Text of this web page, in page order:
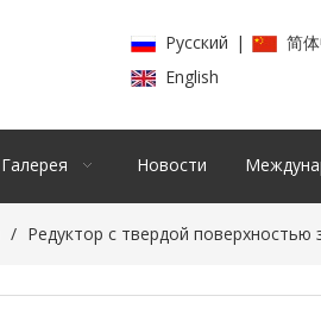
Pусский | 简
English
Галерея Новости
/ Редуктор с твердой